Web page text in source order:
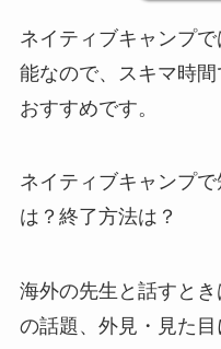
ネイティブキャンプ
能なので、スキマ時
おすすめです。
ネイティブキャンプ
は？終了方法は？
海外の先生と話すと
の話題、外見・見た